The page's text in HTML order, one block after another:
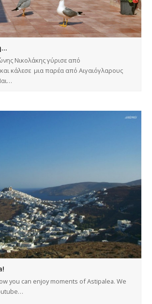
Νικολάκης γύρισε από
κάλεσε μια παρέα από Αιγαιόγλαρους
you can enjoy moments of Astipalea. We